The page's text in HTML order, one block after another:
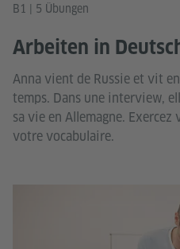
B1 | 5 Übungen
Arbeiten in
Anna vient de Russie et vit
temps. Dans une interview,
sa vie en Allemagne.
votre vocabulaire.